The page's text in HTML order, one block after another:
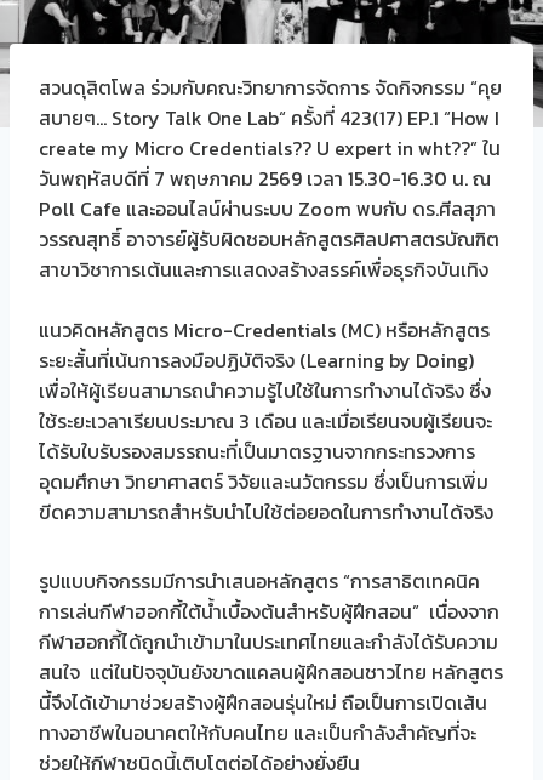
สวนดุสิตโพล ร่วมกับคณะวิทยาการจัดการ จัดกิจกรรม “คุย
สบายๆ… Story Talk One Lab“ ครั้งที่ 423(17) EP.1 “How I
create my Micro Credentials?? U expert in wht??” ใน
วันพฤหัสบดีที่ 7 พฤษภาคม 2569 เวลา 15.30-16.30 น. ณ
Poll Cafe และออนไลน์ผ่านระบบ Zoom พบกับ ดร.ศีลสุภา
วรรณสุทธิ์ อาจารย์ผู้รับผิดชอบหลักสูตรศิลปศาสตรบัณฑิต
สาขาวิชาการเต้นและการแสดงสร้างสรรค์เพื่อธุรกิจบันเทิง
แนวคิดหลักสูตร Micro-Credentials (MC) หรือหลักสูตร
ระยะสั้นที่เน้นการลงมือปฏิบัติจริง (Learning by Doing)
เพื่อให้ผู้เรียนสามารถนำความรู้ไปใช้ในการทำงานได้จริง ซึ่ง
ใช้ระยะเวลาเรียนประมาณ 3 เดือน และเมื่อเรียนจบผู้เรียนจะ
ได้รับใบรับรองสมรรถนะที่เป็นมาตรฐานจากกระทรวงการ
อุดมศึกษา วิทยาศาสตร์ วิจัยและนวัตกรรม ซึ่งเป็นการเพิ่ม
ขีดความสามารถสำหรับนำไปใช้ต่อยอดในการทำงานได้จริง
รูปแบบกิจกรรมมีการนำเสนอหลักสูตร “การสาธิตเทคนิค
การเล่นกีฬาฮอกกี้ใต้น้ำเบื้องต้นสำหรับผู้ฝึกสอน” เนื่องจาก
กีฬาฮอกกี้ได้ถูกนำเข้ามาในประเทศไทยและกำลังได้รับความ
สนใจ แต่ในปัจจุบันยังขาดแคลนผู้ฝึกสอนชาวไทย หลักสูตร
นี้จึงได้เข้ามาช่วยสร้างผู้ฝึกสอนรุ่นใหม่ ถือเป็นการเปิดเส้น
ทางอาชีพในอนาคตให้กับคนไทย และเป็นกำลังสำคัญที่จะ
ช่วยให้กีฬาชนิดนี้เติบโตต่อได้อย่างยั่งยืน